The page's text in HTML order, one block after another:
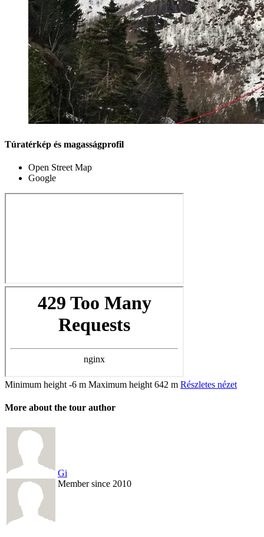
Túratérkép és magasságprofil
Open Street Map
Google
Minimum height -6 m Maximum height 642 m Részletes nézet
More about the tour author
Gi
Member since 2010